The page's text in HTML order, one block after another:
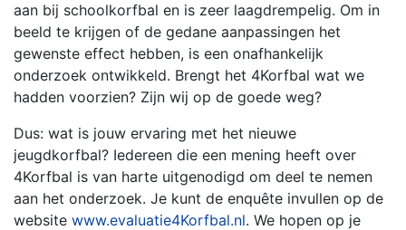
aan bij schoolkorfbal en is zeer laagdrempelig. Om in
beeld te krijgen of de gedane aanpassingen het
gewenste effect hebben, is een onafhankelijk
onderzoek ontwikkeld. Brengt het 4Korfbal wat we
hadden voorzien? Zijn wij op de goede weg?
Dus: wat is jouw ervaring met het nieuwe
jeugdkorfbal? Iedereen die een mening heeft over
4Korfbal is van harte uitgenodigd om deel te nemen
aan het onderzoek. Je kunt de enquête invullen op de
website www.evaluatie4Korfbal.nl. We hopen op je